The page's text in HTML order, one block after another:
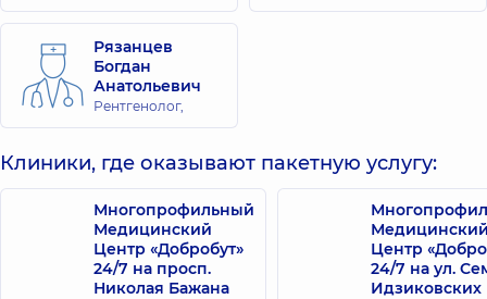
Рязанцев
Богдан
Анатольевич
Рентгенолог,
Клиники, где оказывают пакетную услугу:
Многопрофильный
Медицинский
Центр «Добробут»
24/7 на просп.
Николая Бажана
Центр
24/7 на ул.
Идзиковских